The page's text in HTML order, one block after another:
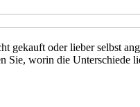
oder lieber selbst
worin die